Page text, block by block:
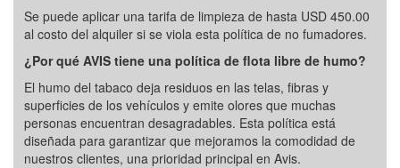
Se puede aplicar una tarifa de limpieza de hasta USD 450.00
al costo del alquiler si se viola esta política de no fumadores.
¿Por qué AVIS tiene una política de flota libre de humo?
El humo del tabaco deja residuos en las telas, fibras y
superficies de los vehículos y emite olores que muchas
personas encuentran desagradables. Esta política está
diseñada para garantizar que mejoramos la comodidad de
nuestros clientes, una prioridad principal en Avis.